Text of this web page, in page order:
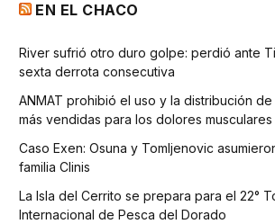
EN EL CHACO
River sufrió otro duro golpe: perdió ante
sexta derrota consecutiva
ANMAT prohibió el uso y la distribución
más vendidas para los dolores musculares
Caso Exen: Osuna y Tomljenovic
familia Clinis
La Isla del Cerrito se prepara para el 22°
Internacional de Pesca del Dorado